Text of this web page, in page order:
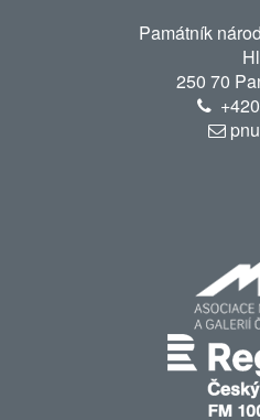
Památník
250 70
+420